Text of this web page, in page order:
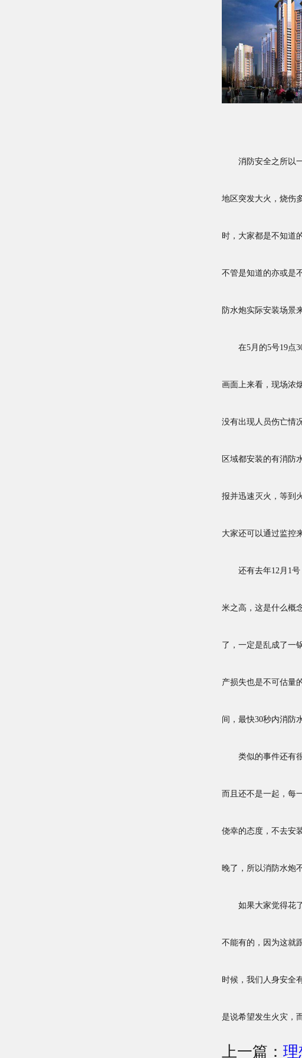
消防安全之所以一
地区突发大火，烧伤
时，大家都是不知道
不管是知道的亦或是
防水炮实际安装场景
在5月的5号19点30
画面上来看，现场浓
没有出现人员伤亡情
区域都安装的有消防
报并迅速灭火，等到
大家还可以通过监控
还有去年12月1号
米之高，这是什么概
了，一定是乱成了一
产损失也是不可估量
间，最快30秒内消防
类似的事件还有很
而且还不是一起，每
侥幸的态度，不去安
晚了，所以消防水炮
如果大家觉得花了
不能有的，因为这就
时候，我们人身安全
是说希望发生火灾，
上一篇： 理